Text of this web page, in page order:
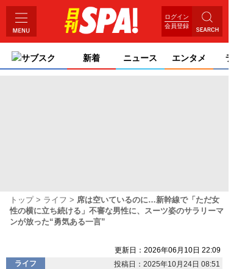
ログイン
会員登録
サブスク 新着 ニュース エンタメ
トップ ライフ
席は空いているのに…新幹線で「ただ女
性の横に立ち続ける」不審な男性に、スーツ姿のサラリーマ
ンが放った“勇気ある一言”
更新日：2026年06月10日 22:09
ライフ
投稿日：2025年10月24日 08:51